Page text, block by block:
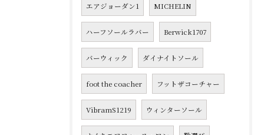
エアジョーダン1 MICHELIN
ハーフソールラバー Berwick1707
バーウィック ダイナイトソール
foot the coacher フットザコーチャー
VibramS1219 ウィンターソール